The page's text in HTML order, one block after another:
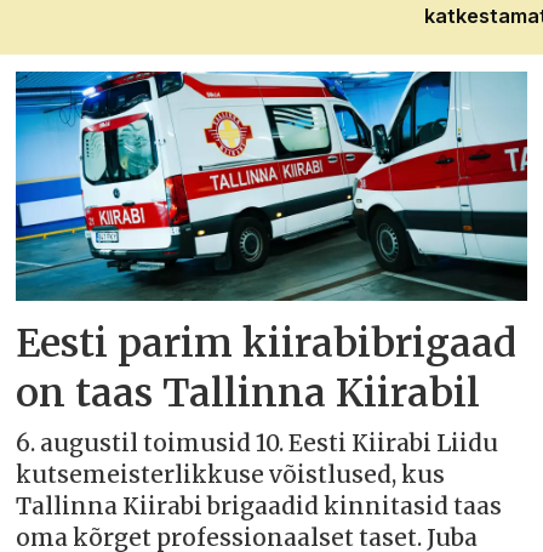
Eesti parim kiirabibrigaad
on taas Tallinna Kiirabil
6. augustil toimusid 10. Eesti Kiirabi Liidu
kutsemeisterlikkuse võistlused, kus
Tallinna Kiirabi brigaadid kinnitasid taas
oma kõrget professionaalset taset. Juba